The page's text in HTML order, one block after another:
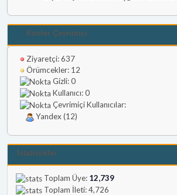
Kimler Çevrimiçi
Ziyaretçi: 637
Örümcekler: 12
Gizli: 0
Kullanıcı: 0
Çevrimiçi Kullanıcılar:
Yandex (12)
İstatistikler
Toplam Üye: 12,739
Toplam İleti: 4,726